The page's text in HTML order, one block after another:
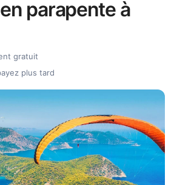
parapente à
gratuit
plus tard